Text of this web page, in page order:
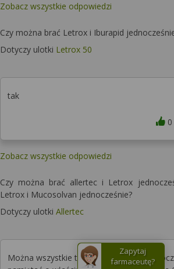
Zapytaj
farmaceutę?
Zobacz wszystkie odpowiedzi
Czy można brać Letrox i Iburapid
Dotyczy ulotki Letrox 50
tak
0
Zobacz wszystkie odpowiedzi
Czy można brać allertec i Letrox
Letrox i Mucosolvan jednocześnie?
Dotyczy ulotki Allertec
Można wszystkie trzy leki stosować